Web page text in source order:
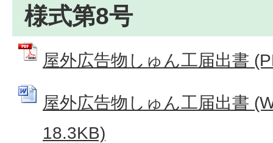
様式第8号
屋外広告物しゅん工届出書
屋外広告物しゅん工届出書
18.3KB)